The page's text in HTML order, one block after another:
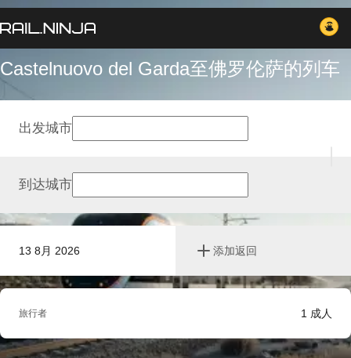
Castelnuovo del Garda至佛罗伦萨的列车
13 8月 2026 添加返回
出发城市
到达城市
旅行者 1 成人